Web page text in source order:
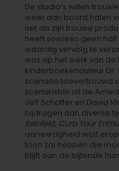
De studio’s willen
weer aan boord halen
net als zijn trouwe
heeft sowieso geen
waardig vervolg te
was op het werk van
kinderboekenauteur Dr.
scenario toevertrouwd
scenaristen uit de
Jeff Schaffer en David
bijdragen aan diverse
Seinfeld, Curb Your
aanwezigheid wijst
toon zal hebben die
blijft aan de bijtende